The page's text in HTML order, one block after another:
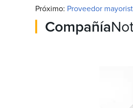
Próximo: Proveedor
Compañía